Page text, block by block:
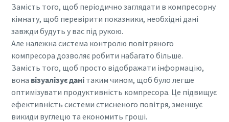
10 кроків до екологічного та більш
ефективного виробництва
Зменшення викидів вуглецю для екологічного
виробництва – все, що вам потрібно знати
Дізнатися
Замість того, щоб періодично заглядати в компресорну
кімнату, щоб перевірити показники, необхідні дані
завжди будуть у вас під рукою.
Але належна система контролю повітряного
компресора дозволяє робити набагато більше.
Замість того, щоб просто відображати інформацію,
вона візуалізує данітаким чином, щоб було легше
оптимізувати продуктивність компресора. Це підвищує
ефективність системи стисненого повітря, зменшує
викиди вуглецю та економить гроші.